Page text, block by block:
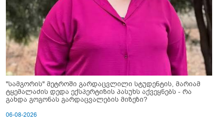
"სამგორის" მეტროში გარდაცვლილი სტუდენტის, მარიამ
ტყემალაძის დედა ექსპერტიზის პასუხს აქვეყნებს - რა
გახდა გოგონას გარდაცვალების მიზეზი?
06-08-2026